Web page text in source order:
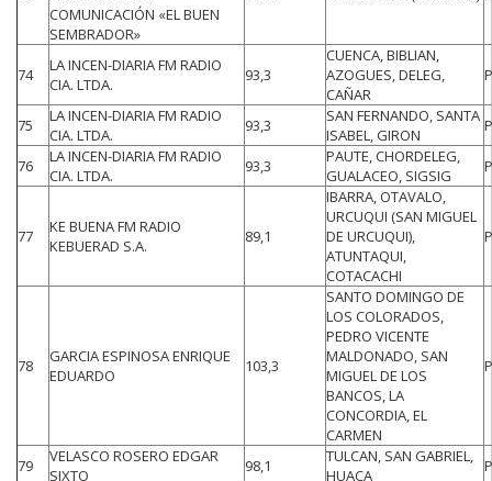
COMUNICACIÓN «EL BUEN
SEMBRADOR»
74
LA INCEN-DIARIA FM RADIO
CIA. LTDA.
93,3
CUENCA, BIBLIAN,
AZOGUES, DELEG,
CAÑAR
75
LA INCEN-DIARIA FM RADIO
CIA. LTDA.
93,3
SAN FERNANDO, SANTA
ISABEL, GIRON
76
LA INCEN-DIARIA FM RADIO
CIA. LTDA.
93,3
PAUTE, CHORDELEG,
GUALACEO, SIGSIG
77
KE BUENA FM RADIO
KEBUERAD S.A.
89,1
IBARRA, OTAVALO,
URCUQUI (SAN MIGUEL
DE URCUQUI),
ATUNTAQUI,
COTACACHI
78
GARCIA ESPINOSA ENRIQUE
EDUARDO
103,3
SANTO DOMINGO DE
LOS COLORADOS,
PEDRO VICENTE
MALDONADO, SAN
MIGUEL DE LOS
BANCOS, LA
CONCORDIA, EL
CARMEN
79
VELASCO ROSERO EDGAR
SIXTO
98,1
TULCAN, SAN GABRIEL,
HUACA